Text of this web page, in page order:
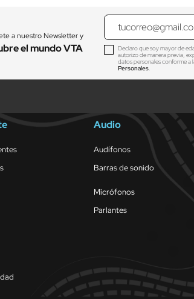
a nuestro Newsletter y
el mundo VTA Declaro que soy mayor de
autorizo de manera previa,
datos personales conforme a
Personales
Audio
Audífonos
Barras de sonido
Micrófonos
Parlantes